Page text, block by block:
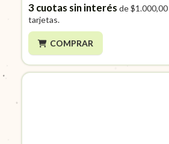
3cuotas sin interés de$1.000,00
tarjetas.
COMPRAR